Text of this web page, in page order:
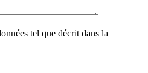
tel que décrit dans la